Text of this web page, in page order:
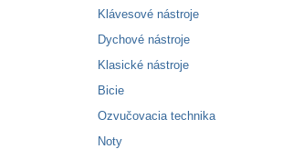
Klávesové nástroje
Dychové nástroje
Klasické nástroje
Bicie
Ozvučovacia technika
Noty